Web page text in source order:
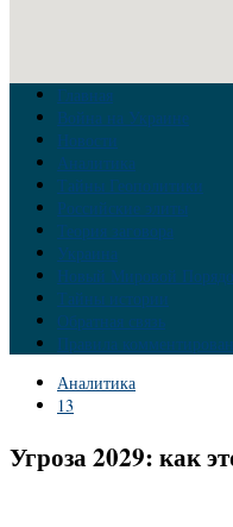
Главная
Война на Украине
Новости
Аналитика
Тайны Геополитики
Российские элиты
Теория заговора
Украина
Новый Мировой
Тайны истории
Обратная связь
Правила
Аналитика
13
Угроза 2029: как